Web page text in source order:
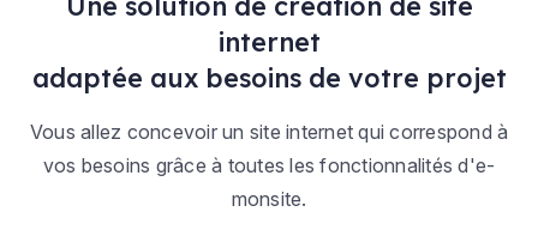
internet
adaptée aux besoins de votre projet
Vous allez concevoir un site internet qui correspond à
vos besoins grâce à toutes les fonctionnalités d'e-
monsite.